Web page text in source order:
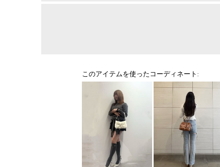
このアイテムを使ったコーディネート: